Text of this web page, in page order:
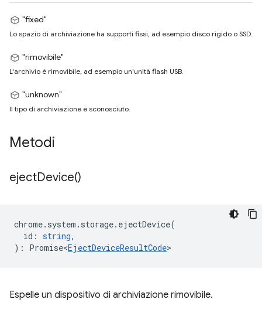
"fixed"
Lo spazio di archiviazione ha supporti fissi, ad esempio disco rigido o SSD.
"rimovibile"
L'archivio è rimovibile, ad esempio un'unità flash USB.
"unknown"
Il tipo di archiviazione è sconosciuto.
Metodi
ejectDevice()
chrome. system . storage. ejectDevice(
id : string,
) : Promise<EjectDeviceResultCode>
Espelle un dispositivo di archiviazione rimovibile.